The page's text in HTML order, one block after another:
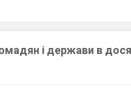
і держави в